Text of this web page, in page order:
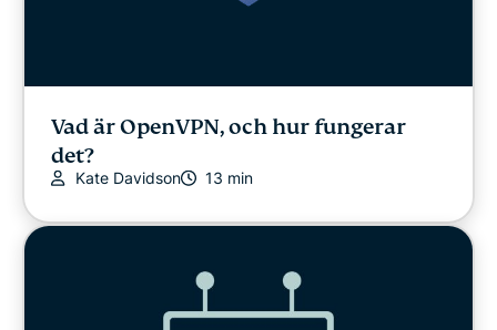
Vad är OpenVPN, och hur fungerar
det?
Kate Davidson 13 min